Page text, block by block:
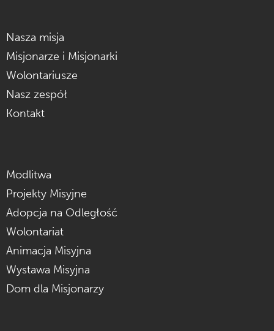
Nasza misja
Misjonarze i Misjonarki
Wolontariusze
Nasz zespół
Kontakt
Modlitwa
Projekty Misyjne
Adopcja na Odległość
Wolontariat
Animacja Misyjna
Wystawa Misyjna
Dom dla Misjonarzy